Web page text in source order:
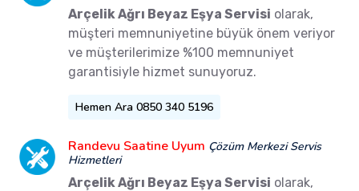
Arçelik Ağrı Beyaz Eşya Servisi olarak,
müşteri memnuniyetine büyük önem veriyor
ve müşterilerimize %100 memnuniyet
garantisiyle hizmet sunuyoruz.
Hemen Ara 0850 340 5196
Randevu Saatine Uyum Çözüm Merkezi Servis
Hizmetleri
Arçelik Ağrı Beyaz Eşya Servisi olarak,